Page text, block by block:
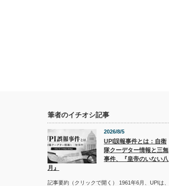
筆者のイチオシ記事
2026/8/5
UPI誤報事件とは：自衛
隊クーデター情報と三無
事件、『皇帝のいない八
月』
記事要約（クリックで開く） 1961年6月、UPIは、